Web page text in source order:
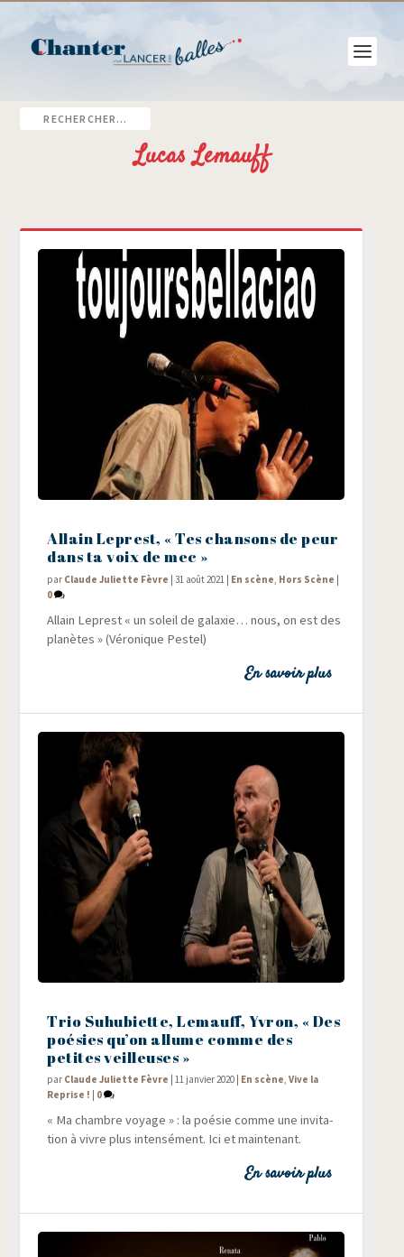
Lucas Lemauff
Allain Leprest, « Tes chansons de peur
dans ta voix de mec »
par Claude Juliette Fèvre |31 août 2021 | En scène Hors Scène |
0
Allain Leprest « un soleil de galaxie… nous, on est des
pla­nètes » (Véro­nique Pestel)
En savoir plus
Trio Suhubiette, Lemauff, Yvron, « Des
poésies qu’on allume comme des
petites veilleuses »
par Claude Juliette Fèvre |11 janvier 2020 En scène,Vive la
Reprise !
0
« Ma chambre voyage » : la poé­sie comme une invi­ta­
tion à vivre plus inten­sé­ment. Ici et maintenant.
En savoir plus